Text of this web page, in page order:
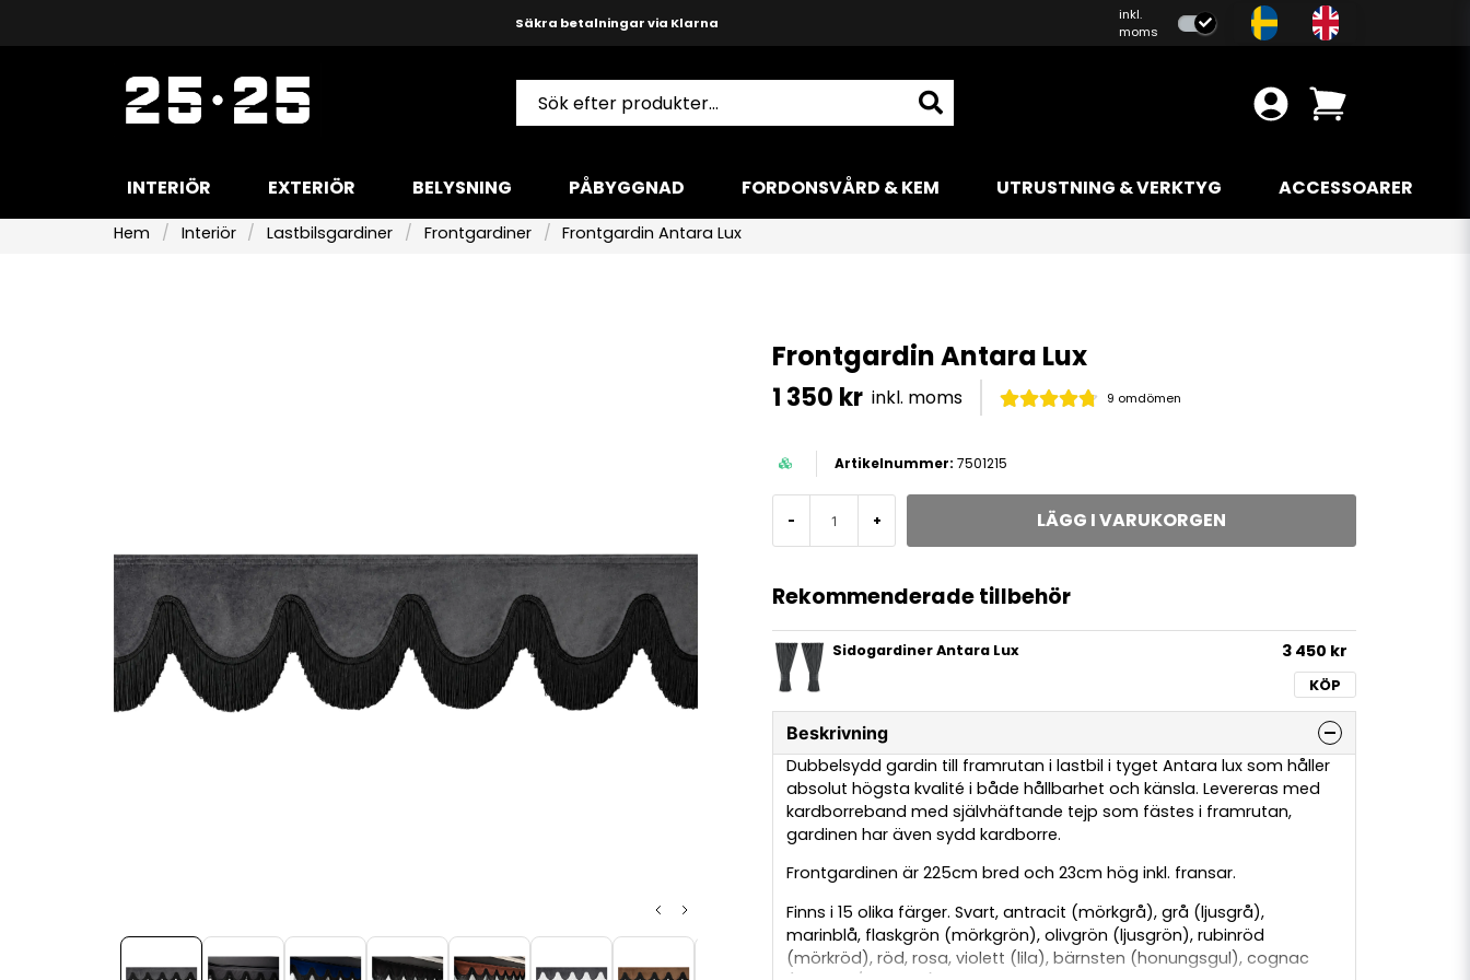
inkl.
moms
INTERIÖR EXTERIÖR BELYSNING PÅBYGGNAD FORDONSVÅRD & KEM UTRUSTNING & VERKTYG ACCESSOARER
Hem Interiör Lastbilsgardiner Frontgardiner Frontgardin Antara Lux
Frontgardin Antara Lux
1 350 kr inkl. moms 9 omdömen
7501215
- + LÄGG I VARUKORGEN
Rekommenderade tillbehör
Sidogardiner Antara Lux 3 450 kr
KÖP
Beskrivning
Dubbelsydd gardin till framrutan i lastbil i tyget Antara lux som håller
absolut högsta kvalité i både hållbarhet och känsla. Levereras med
kardborreband med självhäftande tejp som fästes i framrutan,
gardinen har även sydd kardborre.
Frontgardinen är 225cm bred och 23cm hög inkl. fransar.
Finns i 15 olika färger. Svart, antracit (mörkgrå), grå (ljusgrå),
marinblå, flaskgrön (mörkgrön), olivgrön (ljusgrön), rubinröd
(mörkröd), röd, rosa, violett (lila), bärnsten (honungsgul), cognac